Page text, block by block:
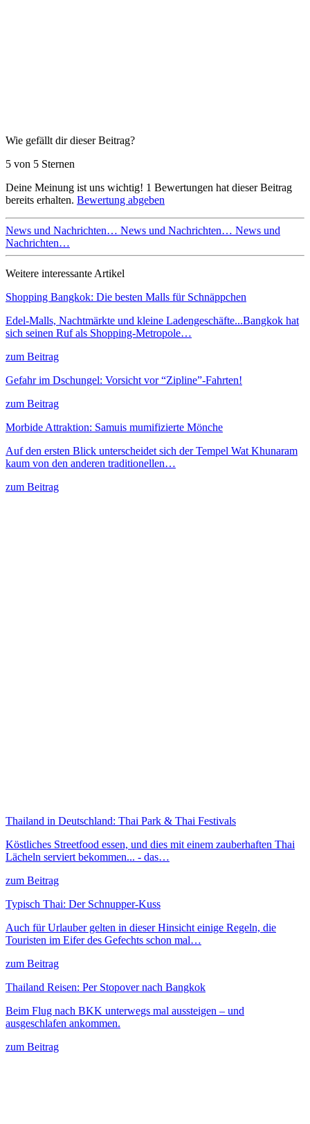
Wie gefällt dir dieser Beitrag?
5 von 5 Sternen
Deine Meinung ist uns wichtig! 1 Bewertungen hat dieser Beitrag
bereits erhalten. Bewertung abgeben
News und Nachrichten… News und Nachrichten… News und
Nachrichten…
Weitere interessante Artikel
Shopping Bangkok: Die besten Malls für Schnäppchen
Edel-Malls, Nachtmärkte und kleine Ladengeschäfte...Bangkok hat
sich seinen Ruf als Shopping-Metropole…
zum Beitrag
Gefahr im Dschungel: Vorsicht vor “Zipline”-Fahrten!
zum Beitrag
Morbide Attraktion: Samuis mumifizierte Mönche
Auf den ersten Blick unterscheidet sich der Tempel Wat Khunaram
kaum von den anderen traditionellen…
zum Beitrag
Thailand in Deutschland: Thai Park & Thai Festivals
Köstliches Streetfood essen, und dies mit einem zauberhaften Thai
Lächeln serviert bekommen... - das…
zum Beitrag
Typisch Thai: Der Schnupper-Kuss
Auch für Urlauber gelten in dieser Hinsicht einige Regeln, die
Touristen im Eifer des Gefechts schon mal…
zum Beitrag
Thailand Reisen: Per Stopover nach Bangkok
Beim Flug nach BKK unterwegs mal aussteigen – und
ausgeschlafen ankommen.
zum Beitrag